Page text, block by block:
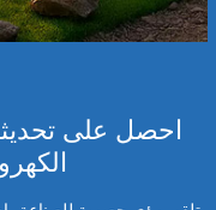
احصل على